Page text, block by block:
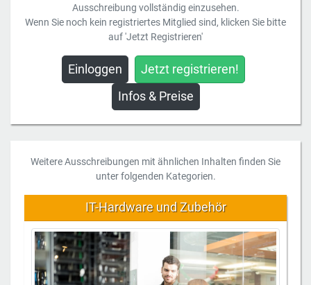
Ausschreibung vollständig einzusehen.
Wenn Sie noch kein registriertes Mitglied sind, klicken Sie bitte
auf 'Jetzt Registrieren'
Einloggen
Jetzt registrieren!
Infos & Preise
Weitere Ausschreibungen mit ähnlichen Inhalten finden Sie
unter folgenden Kategorien.
IT-Hardware und Zubehör